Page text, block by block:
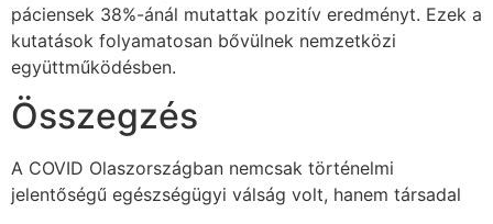
páciensek 38%-ánál mutattak pozitív eredményt. Ezek a
kutatások folyamatosan bővülnek nemzetközi
együttműködésben.
Összegzés
A COVID Olaszországban nemcsak történelmi
jelentőségű egészségügyi válság volt, hanem társadal